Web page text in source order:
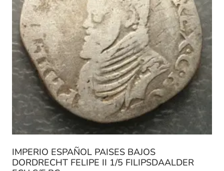
IMPERIO ESPAÑOL PAISES BAJOS
DORDRECHT FELIPE II 1/5 FILIPSDAALDER